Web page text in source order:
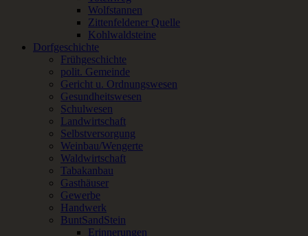
Wolfstannen
Zittenfeldener Quelle
Kohlwaldsteine
Dorfgeschichte
Frühgeschichte
polit. Gemeinde
Gericht u. Ordnungswesen
Gesundheitswesen
Schulwesen
Landwirtschaft
Selbstversorgung
Weinbau/Wengerte
Waldwirtschaft
Tabakanbau
Gasthäuser
Gewerbe
Handwerk
BuntSandStein
Erinnerungen